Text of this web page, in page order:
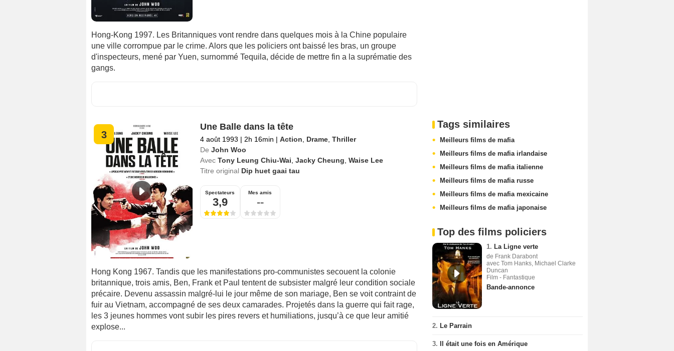
Hong-Kong 1997. Les Britanniques vont rendre dans quelques mois à la Chine populaire
une ville corrompue par le crime. Alors que les policiers ont baissé les bras, un groupe
d'inspecteurs, mené par Yuen, surnommé Tequila, décide de mettre fin a la suprématie des
gangs.
3
Une Balle dans la tête
4 août 1993 | 2h 16min | Action Drame, Thriller
De John Woo
Avec Tony Leung Chiu-Wai Jacky Cheung Waise Lee
Titre original Dip huet gaai tau
Spectateurs
3,9
Mes amis
--
Hong Kong 1967. Tandis que les manifestations pro-communistes secouent la colonie
britannique, trois amis, Ben, Frank et Paul tentent de subsister malgré leur condition sociale
précaire. Devenu assassin malgré-lui le jour même de son mariage, Ben se voit contraint de
fuir au Vietnam, accompagné de ses deux camarades. Projetés dans la guerre qui fait rage,
les 3 jeunes hommes vont subir les pires revers et humiliations, jusqu’à ce que leur amitié
explose...
Tags similaires
Meilleurs films de mafia
Meilleurs films de mafia irlandaise
Meilleurs films de mafia italienne
Meilleurs films de mafia russe
Meilleurs films de mafia mexicaine
Meilleurs films de mafia japonaise
Top des films policiers
1. La Ligne verte
de Frank Darabont
avec Tom Hanks, Michael Clarke
Duncan
Film - Fantastique
Bande-annonce
2. Le Parrain
3. Il était une fois en Amérique